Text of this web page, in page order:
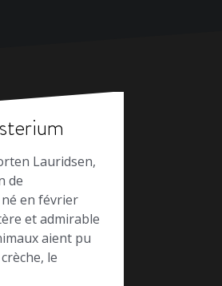
Lauridsen,
de
né en février
et admirable
aient pu
le